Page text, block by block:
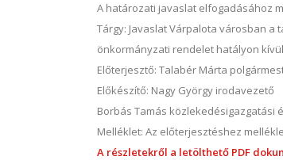
A határozati javaslat elfogadásához
Tárgy: Javaslat Várpalota városban a
önkormányzati rendelet hatályon
Előterjesztő: Talabér Márta
Előkészítő: Nagy György irodavezető
Borbás Tamás közlekedésigazgatási
Melléklet: Az előterjesztéshez
A részletekről a letölthető PDF